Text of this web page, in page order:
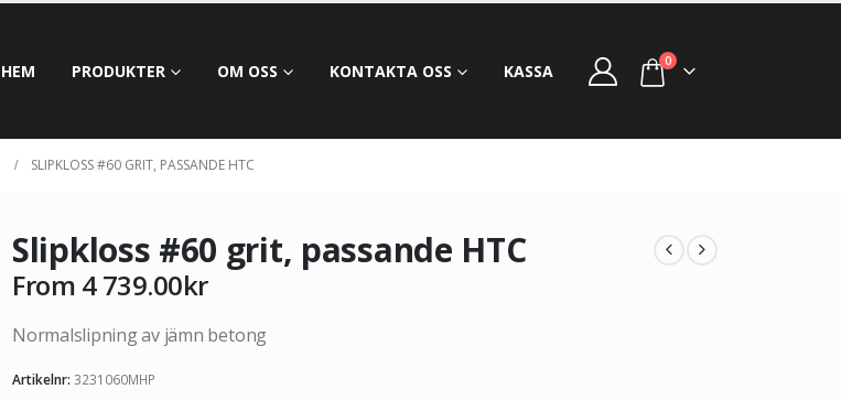
HEM PRODUKTER OM OSS KONTAKTA OSS KASSA 0
SLIPKLOSS #60 GRIT, PASSANDE HTC
Slipkloss #60 grit, passande HTC
From 4 739.00kr
Normalslipning av jämn betong
Artikelnr: 3231060MHP